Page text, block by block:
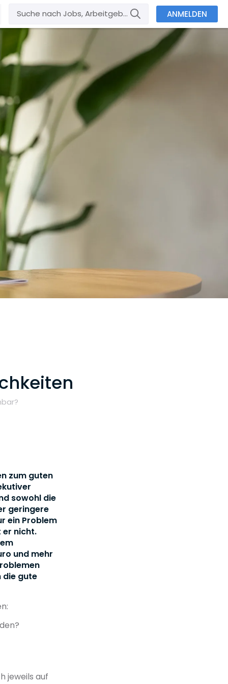
ANMELDEN
zum guten
sowohl die
geringere
ein Problem
er nicht.
und mehr
die gute
jeweils auf